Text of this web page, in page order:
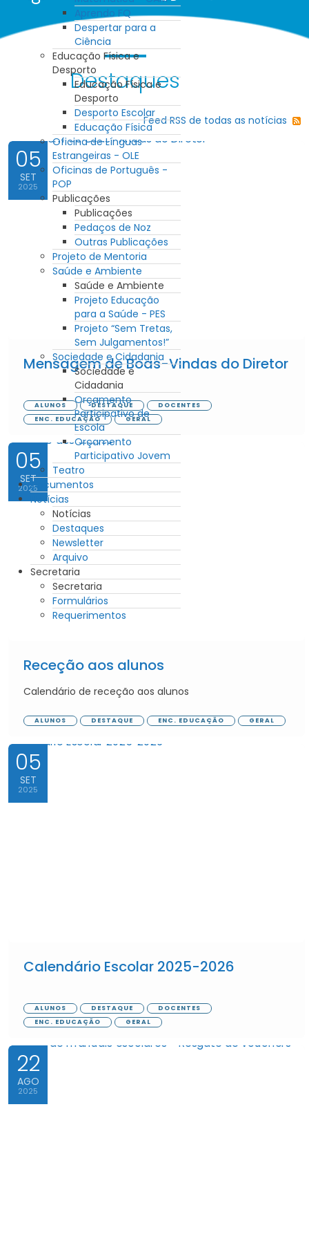
Aprendo FQ
Despertar para a
Ciência
Educação Física e
Desporto
Educação Física e
Desporto
Desporto Escolar
Educação Física
Oficina de Línguas
Estrangeiras - OLE
Oficinas de Português -
POP
Publicações
Publicações
Pedaços de Noz
Outras Publicações
Projeto de Mentoria
Saúde e Ambiente
Saúde e Ambiente
Projeto Educação
para a Saúde - PES
Projeto “Sem Tretas,
Sem Julgamentos!”
Sociedade e Cidadania
Sociedade e
Cidadania
Orçamento
Participativo de
Escola
Orçamento
Participativo Jovem
Teatro
Documentos
Notícias
Notícias
Destaques
Newsletter
Arquivo
Secretaria
Secretaria
Formulários
Requerimentos
Destaques
Feed RSS de todas as notícias
05
SET
2025
Mensagem de Boas-Vindas do Diretor
ALUNOS DESTAQUE
DOCENTES
ENC. EDUCAÇÃO
GERAL
05
SET
2025
Receção aos alunos
Calendário de receção aos alunos
ALUNOS DESTAQUE ENC. EDUCAÇÃO GERAL
05
SET
2025
Calendário Escolar 2025-2026
ALUNOS DESTAQUE
DOCENTES
ENC. EDUCAÇÃO
GERAL
22
AGO
2025